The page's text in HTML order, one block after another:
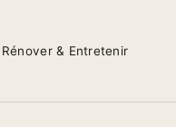
Rénover & Entretenir